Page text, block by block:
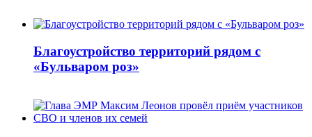
Благоустройство территорий рядом с
«Бульваром роз»